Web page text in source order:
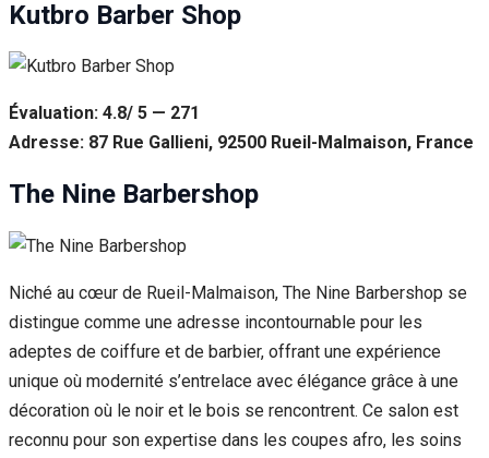
Kutbro Barber Shop
Évaluation: 4.8/ 5 — 271
Adresse: 87 Rue Gallieni, 92500 Rueil-Malmaison, France
The Nine Barbershop
Niché au cœur de Rueil-Malmaison, The Nine Barbershop se
distingue comme une adresse incontournable pour les
adeptes de coiffure et de barbier, offrant une expérience
unique où modernité s’entrelace avec élégance grâce à une
décoration où le noir et le bois se rencontrent. Ce salon est
reconnu pour son expertise dans les coupes afro, les soins
visitez notre
augmentez les
chances de
contenu et des
offres